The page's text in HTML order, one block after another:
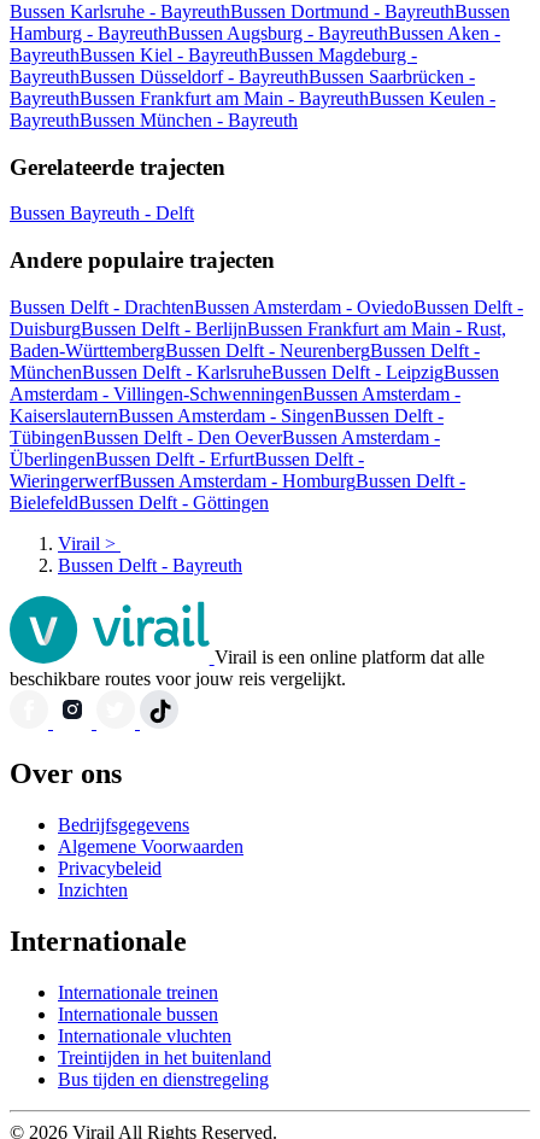
Bussen Karlsruhe - BayreuthBussen Dortmund - BayreuthBussen
Hamburg - BayreuthBussen Augsburg - BayreuthBussen Aken -
BayreuthBussen Kiel - BayreuthBussen Magdeburg -
BayreuthBussen Düsseldorf - BayreuthBussen Saarbrücken -
BayreuthBussen Frankfurt am Main - BayreuthBussen Keulen -
BayreuthBussen München - Bayreuth
Gerelateerde trajecten
Bussen Bayreuth - Delft
Andere populaire trajecten
Bussen Delft - DrachtenBussen Amsterdam - OviedoBussen Delft -
DuisburgBussen Delft - BerlijnBussen Frankfurt am Main - Rust,
Baden-WürttembergBussen Delft - NeurenbergBussen Delft -
MünchenBussen Delft - KarlsruheBussen Delft - LeipzigBussen
Amsterdam - Villingen-SchwenningenBussen Amsterdam -
KaiserslauternBussen Amsterdam - SingenBussen Delft -
TübingenBussen Delft - Den OeverBussen Amsterdam -
ÜberlingenBussen Delft - ErfurtBussen Delft -
WieringerwerfBussen Amsterdam - HomburgBussen Delft -
BielefeldBussen Delft - Göttingen
Virail >
Bussen Delft - Bayreuth
Virail is een online platform dat alle
beschikbare routes voor jouw reis vergelijkt.
Over ons
Bedrijfsgegevens
Algemene Voorwaarden
Privacybeleid
Inzichten
Internationale
Internationale treinen
Internationale bussen
Internationale vluchten
Treintijden in het buitenland
Bus tijden en dienstregeling
© 2026 Virail All Rights Reserved.